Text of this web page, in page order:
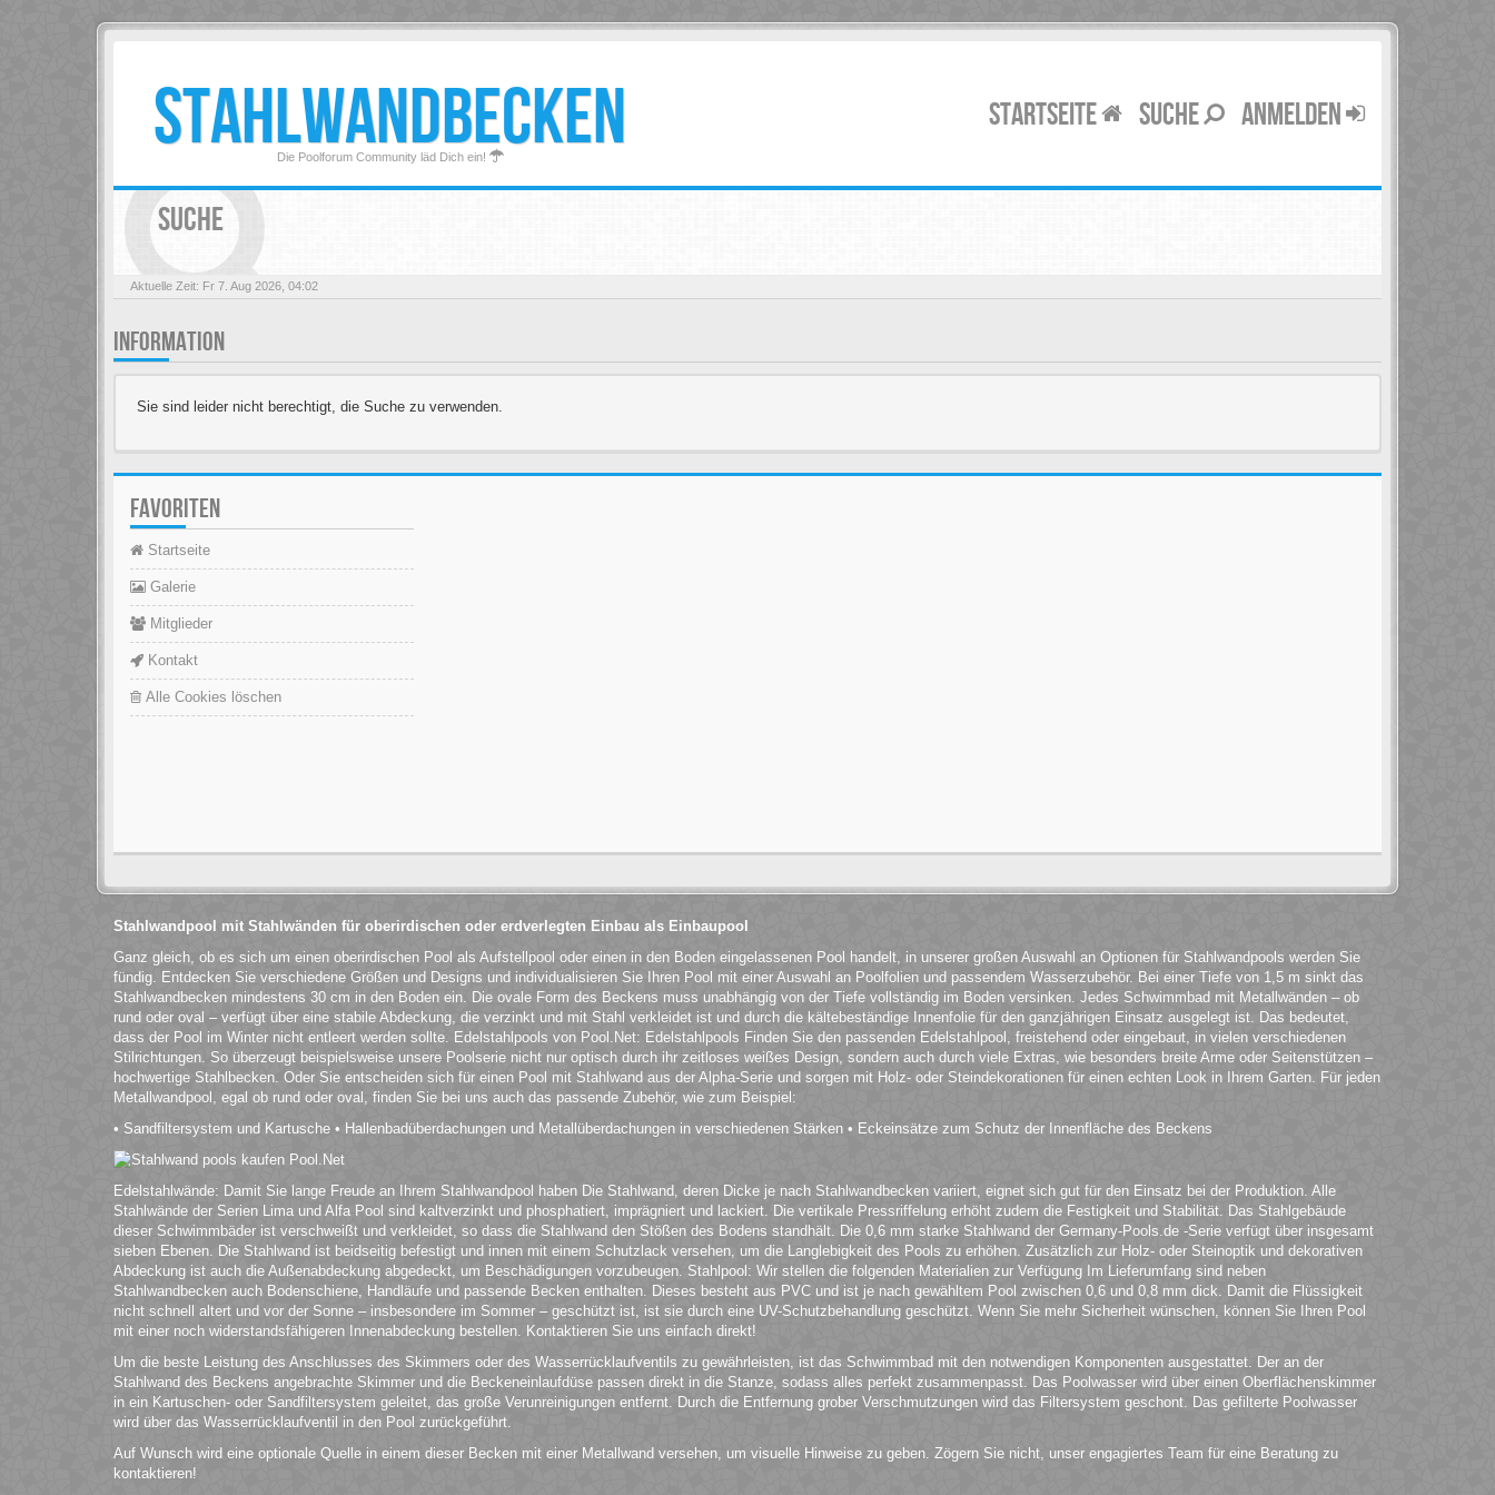
STAHLWANDBECKEN
Die Poolforum Community läd Dich ein!
STARTSEITE SUCHE ANMELDEN
SUCHE
Aktuelle Zeit: Fr 7. Aug 2026, 04:02
INFORMATION
Sie sind leider nicht berechtigt, die Suche zu verwenden.
FAVORITEN
Startseite
Galerie
Mitglieder
Kontakt
Alle Cookies löschen
Stahlwandpool mit Stahlwänden für oberirdischen oder erdverlegten Einbau als Einbaupool
Ganz gleich, ob es sich um einen oberirdischen Pool als Aufstellpool oder einen in den Boden eingelassenen Pool handelt, in unserer großen Auswahl an Optionen für Stahlwandpools werden Sie
fündig. Entdecken Sie verschiedene Größen und Designs und individualisieren Sie Ihren Pool mit einer Auswahl an Poolfolien und passendem Wasserzubehör. Bei einer Tiefe von 1,5 m sinkt das
Stahlwandbecken mindestens 30 cm in den Boden ein. Die ovale Form des Beckens muss unabhängig von der Tiefe vollständig im Boden versinken. Jedes Schwimmbad mit Metallwänden – ob
rund oder oval – verfügt über eine stabile Abdeckung, die verzinkt und mit Stahl verkleidet ist und durch die kältebeständige Innenfolie für den ganzjährigen Einsatz ausgelegt ist. Das bedeutet,
dass der Pool im Winter nicht entleert werden sollte. Edelstahlpools von Pool.Net: Edelstahlpools Finden Sie den passenden Edelstahlpool, freistehend oder eingebaut, in vielen verschiedenen
Stilrichtungen. So überzeugt beispielsweise unsere Poolserie nicht nur optisch durch ihr zeitloses weißes Design, sondern auch durch viele Extras, wie besonders breite Arme oder Seitenstützen –
hochwertige Stahlbecken. Oder Sie entscheiden sich für einen Pool mit Stahlwand aus der Alpha-Serie und sorgen mit Holz- oder Steindekorationen für einen echten Look in Ihrem Garten. Für jeden
Metallwandpool, egal ob rund oder oval, finden Sie bei uns auch das passende Zubehör, wie zum Beispiel:
• Sandfiltersystem und Kartusche • Hallenbadüberdachungen und Metallüberdachungen in verschiedenen Stärken • Eckeinsätze zum Schutz der Innenfläche des Beckens
Edelstahlwände: Damit Sie lange Freude an Ihrem Stahlwandpool haben Die Stahlwand, deren Dicke je nach Stahlwandbecken variiert, eignet sich gut für den Einsatz bei der Produktion. Alle
Stahlwände der Serien Lima und Alfa Pool sind kaltverzinkt und phosphatiert, imprägniert und lackiert. Die vertikale Pressriffelung erhöht zudem die Festigkeit und Stabilität. Das Stahlgebäude
dieser Schwimmbäder ist verschweißt und verkleidet, so dass die Stahlwand den Stößen des Bodens standhält. Die 0,6 mm starke Stahlwand der Germany-Pools.de -Serie verfügt über insgesamt
sieben Ebenen. Die Stahlwand ist beidseitig befestigt und innen mit einem Schutzlack versehen, um die Langlebigkeit des Pools zu erhöhen. Zusätzlich zur Holz- oder Steinoptik und dekorativen
Abdeckung ist auch die Außenabdeckung abgedeckt, um Beschädigungen vorzubeugen. Stahlpool: Wir stellen die folgenden Materialien zur Verfügung Im Lieferumfang sind neben
Stahlwandbecken auch Bodenschiene, Handläufe und passende Becken enthalten. Dieses besteht aus PVC und ist je nach gewähltem Pool zwischen 0,6 und 0,8 mm dick. Damit die Flüssigkeit
nicht schnell altert und vor der Sonne – insbesondere im Sommer – geschützt ist, ist sie durch eine UV-Schutzbehandlung geschützt. Wenn Sie mehr Sicherheit wünschen, können Sie Ihren Pool
mit einer noch widerstandsfähigeren Innenabdeckung bestellen. Kontaktieren Sie uns einfach direkt!
Um die beste Leistung des Anschlusses des Skimmers oder des Wasserrücklaufventils zu gewährleisten, ist das Schwimmbad mit den notwendigen Komponenten ausgestattet. Der an der
Stahlwand des Beckens angebrachte Skimmer und die Beckeneinlaufdüse passen direkt in die Stanze, sodass alles perfekt zusammenpasst. Das Poolwasser wird über einen Oberflächenskimmer
in ein Kartuschen- oder Sandfiltersystem geleitet, das große Verunreinigungen entfernt. Durch die Entfernung grober Verschmutzungen wird das Filtersystem geschont. Das gefilterte Poolwasser
wird über das Wasserrücklaufventil in den Pool zurückgeführt.
Auf Wunsch wird eine optionale Quelle in einem dieser Becken mit einer Metallwand versehen, um visuelle Hinweise zu geben. Zögern Sie nicht, unser engagiertes Team für eine Beratung zu
kontaktieren!